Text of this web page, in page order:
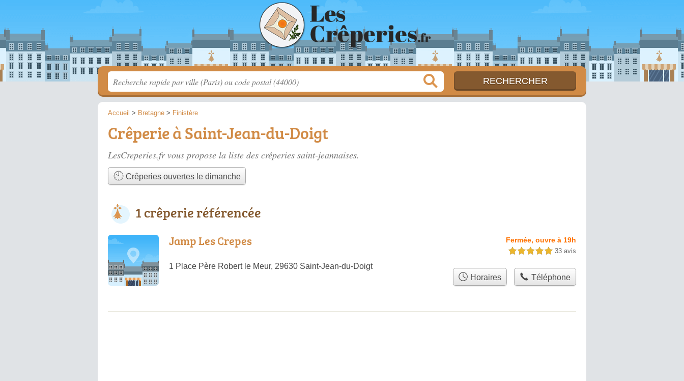
Accueil > Bretagne > Finistère
Crêperie à Saint-Jean-du-Doigt
LesCreperies.fr vous propose la liste des crêperies saint-jeannaises.
Crêperies ouvertes le dimanche
1 crêperie référencée
Jamp Les Crepes
1 Place Père Robert le Meur, 29630 Saint-Jean-du-Doigt
Fermée, ouvre à 19h
5,0 étoiles sur 5 33 avis
Horaires Téléphone